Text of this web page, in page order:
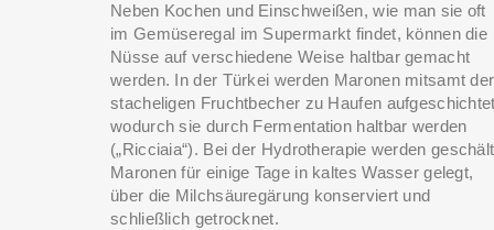
Neben Kochen und Einschweißen, wie man sie oft
im Gemüseregal im Supermarkt findet, können die
Nüsse auf verschiedene Weise haltbar gemacht
werden. In der Türkei werden Maronen mitsamt der
stacheligen Fruchtbecher zu Haufen
wodurch sie durch Fermentation haltbar werden
(„Ricciaia“). Bei der Hydrotherapie werden
Maronen für einige Tage in kaltes Wasser gelegt,
über die Milchsäuregärung konserviert und
schließlich getrocknet.